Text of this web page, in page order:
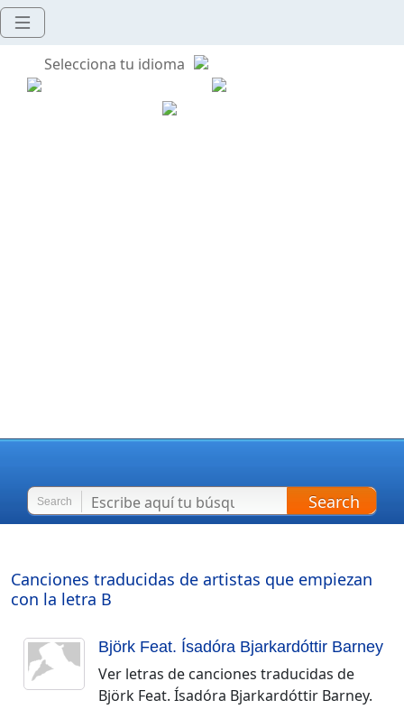
Selecciona tu idioma
Search Search
Canciones traducidas de artistas que empiezan
con la letra B
Björk Feat. Ísadóra Bjarkardóttir Barney
Ver letras de canciones traducidas de
Björk Feat. Ísadóra Bjarkardóttir Barney.